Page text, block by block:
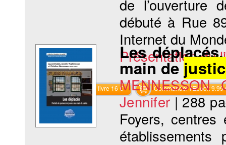
de l’ouverture
débuté à Rue
Internet du
Présentation du
Commander le livre 16 € Commander l'Ebook 9.99
Les
main de
MENNESSON
Jennifer |288
Foyers, centres
établissements